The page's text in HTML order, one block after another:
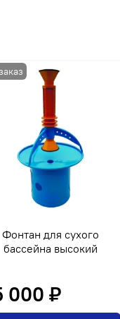
Фонтан для сухого
бассейна высокий
000 ₽